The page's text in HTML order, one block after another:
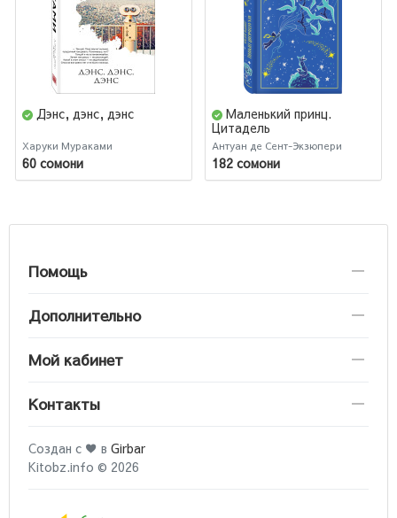
Дэнс, дэнс, дэнс
Харуки Мураками
60 сомони
Маленький принц.
Цитадель
Антуан де Сент-Экзюпери
182 сомони
Помощь
Дополнительно
Мой кабинет
Контакты
Создан с ♥ в Girbar
Kitobz.info © 2026